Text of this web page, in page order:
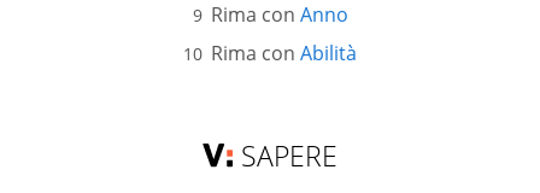
Rima con Anno
Rima con Abilità
SAPERE